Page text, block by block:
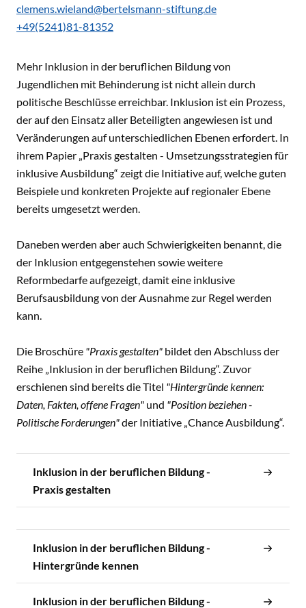
clemens.wieland@bertelsmann-stiftung.de
+49(5241)81-81352
Mehr Inklusion in der beruflichen Bildung von
Jugendlichen mit Behinderung ist nicht allein durch
politische Beschlüsse erreichbar. Inklusion ist ein Prozess,
der auf den Einsatz aller Beteiligten angewiesen ist und
Veränderungen auf unterschiedlichen Ebenen erfordert. In
ihrem Papier „Praxis gestalten - Umsetzungsstrategien für
inklusive Ausbildung“ zeigt die Initiative auf, welche guten
Beispiele und konkreten Projekte auf regionaler Ebene
bereits umgesetzt werden.
Daneben werden aber auch Schwierigkeiten benannt, die
der Inklusion entgegenstehen sowie weitere
Reformbedarfe aufgezeigt, damit eine inklusive
Berufsausbildung von der Ausnahme zur Regel werden
kann.
Die Broschüre "Praxis gestalten" bildet den Abschluss der
Reihe „Inklusion in der beruflichen Bildung“. Zuvor
erschienen sind bereits die Titel "Hintergründe kennen:
Daten, Fakten, offene Fragen" und "Position beziehen -
Politische Forderungen"der Initiative „Chance Ausbildung“.
Inklusion in der beruflichen Bildung -
Praxis gestalten
Inklusion in der beruflichen Bildung -
Hintergründe kennen
Inklusion in der beruflichen Bildung -